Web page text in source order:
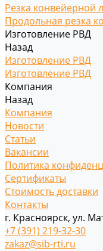
Резка конвейерной
Продольная резка
Изготовление РВД
Назад
Изготовление РВД
Изготовление РВД
Компания
Назад
Компания
Новости
Статьи
Вакансии
Политика
Сертификаты
Стоимость доставки
Контакты
г. Красноярск, ул.
+7 (391) 219-32-30
zakaz@sib-rti.ru